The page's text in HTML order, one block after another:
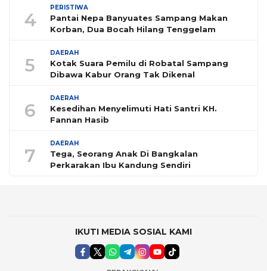
4
PERISTIWA
Pantai Nepa Banyuates Sampang Makan
Korban, Dua Bocah Hilang Tenggelam
5
DAERAH
Kotak Suara Pemilu di Robatal Sampang
Dibawa Kabur Orang Tak Dikenal
6
DAERAH
Kesedihan Menyelimuti Hati Santri KH.
Fannan Hasib
7
DAERAH
Tega, Seorang Anak Di Bangkalan
Perkarakan Ibu Kandung Sendiri
IKUTI MEDIA SOSIAL KAMI